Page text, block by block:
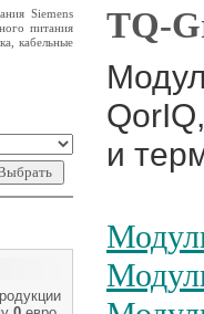
Siemens
питания
кабельные
TQ-
и